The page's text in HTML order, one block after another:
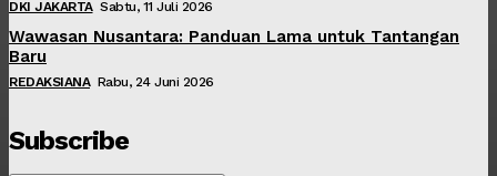
DKI JAKARTA Sabtu, 11 Juli 2026
Wawasan Nusantara: Panduan Lama untuk Tantangan
Baru
REDAKSIANA Rabu, 24 Juni 2026
Subscribe